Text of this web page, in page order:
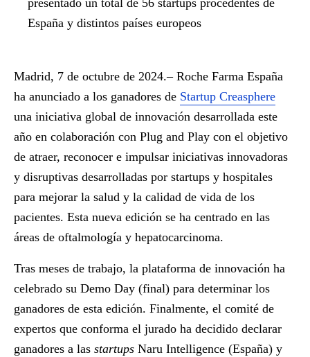
presentado un total de 56 startups procedentes de
España y distintos países europeos
Madrid, 7 de octubre de 2024.– Roche Farma España
ha anunciado a los ganadores de Startup Creasphere
una iniciativa global de innovación desarrollada este
año en colaboración con Plug and Play con el objetivo
de atraer, reconocer e impulsar iniciativas innovadoras
y disruptivas desarrolladas por startups y hospitales
para mejorar la salud y la calidad de vida de los
pacientes. Esta nueva edición se ha centrado en las
áreas de oftalmología y hepatocarcinoma.
Tras meses de trabajo, la plataforma de innovación ha
celebrado su Demo Day (final) para determinar los
ganadores de esta edición. Finalmente, el comité de
expertos que conforma el jurado ha decidido declarar
ganadores a las startups Naru Intelligence (España) y